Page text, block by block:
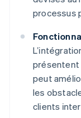
processus
présentent
peut
les
clients